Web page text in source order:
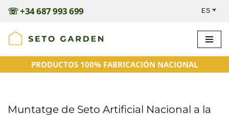
☏+34 687 993 699
PRODUCTOS 100% FABRICACIÓN NACIONAL
Muntatge de Seto Artificial Nacional a la